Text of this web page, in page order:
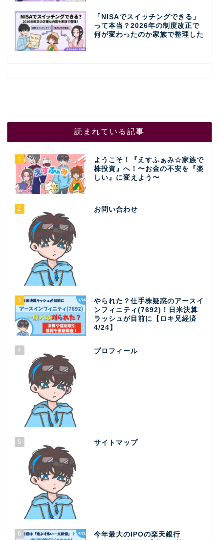
「NISAでスイッチングできる」
って本当？2026年の制度改正で
何が変わったのか家族で整理した
読まれている記事
1
ようこそ！『えすふぁみ☆家族で
株投資』へ！〜お金の不安を『楽
しい』に変えよう〜
2 お問い合わせ
3
やられた？仕手株疑惑のアースイ
ンフィニティ(7692)！日米決算
ラッシュが目前に【ロキ兄経済
4/24】
4 プロフィール
5 サイトマップ
6
今年最大のIPOの楽天銀行